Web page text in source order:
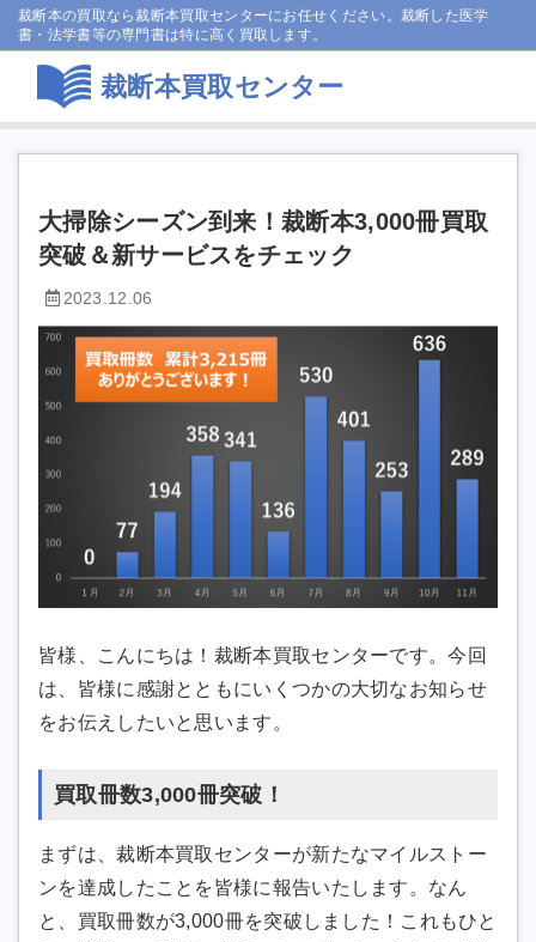
裁断本の買取なら裁断本買取センターにお任せください。裁断した医学
書・法学書等の専門書は特に高く買取します。
裁断本買取センター
大掃除シーズン到来！裁断本3,000冊買取
突破＆新サービスをチェック
2023.12.06
皆様、こんにちは！裁断本買取センターです。今回
は、皆様に感謝とともにいくつかの大切なお知らせ
をお伝えしたいと思います。
買取冊数3,000冊突破！
まずは、裁断本買取センターが新たなマイルストー
ンを達成したことを皆様に報告いたします。なん
と、買取冊数が3,000冊を突破しました！これもひと